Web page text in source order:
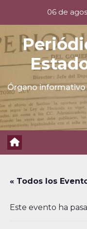
content
06 de
Órgano informativo
« Todos los
Este evento ha